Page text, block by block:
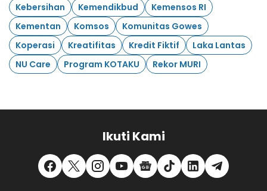
Kebersihan
Kemendikbud
Kemensos RI
Kementan
Komsos
Komunitas Gowes
Koperasi
Kreatifitas Kredit Fiktif
Laka Lantas
NU Care
Program KOTAKU Rekor MURI
Ikuti Kami